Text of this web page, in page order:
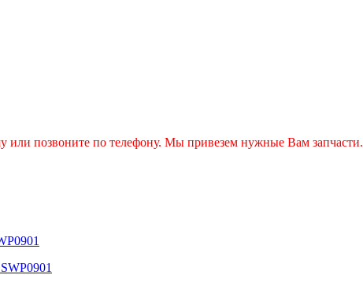
или позвоните по телефону. Мы привезем нужные Вам запчасти.